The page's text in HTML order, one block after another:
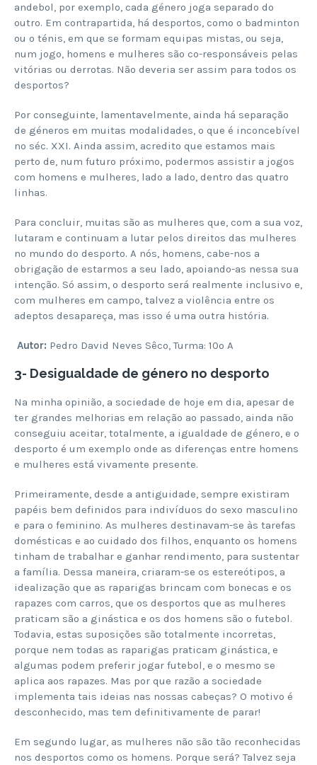
andebol, por exemplo, cada género joga separado do
outro. Em contrapartida, há desportos, como o badminton
ou o ténis, em que se formam equipas mistas, ou seja,
num jogo, homens e mulheres são co-responsáveis pelas
vitórias ou derrotas. Não deveria ser assim para todos os
desportos?
Por conseguinte, lamentavelmente, ainda há separação
de géneros em muitas modalidades, o que é inconcebível
no séc. XXI. Ainda assim, acredito que estamos mais
perto de, num futuro próximo, podermos assistir a jogos
com homens e mulheres, lado a lado, dentro das quatro
linhas.
Para concluir, muitas são as mulheres que, com a sua voz,
lutaram e continuam a lutar pelos direitos das mulheres
no mundo do desporto. A nós, homens, cabe-nos a
obrigação de estarmos a seu lado, apoiando-as nessa sua
intenção. Só assim, o desporto será realmente inclusivo e,
com mulheres em campo, talvez a violência entre os
adeptos desapareça, mas isso é uma outra história.
Autor: Pedro David Neves Sêco, Turma: 10º A
3- Desigualdade de género no desporto
Na minha opinião, a sociedade de hoje em dia, apesar de
ter grandes melhorias em relação ao passado, ainda não
conseguiu aceitar, totalmente, a igualdade de género, e o
desporto é um exemplo onde as diferenças entre homens
e mulheres está vivamente presente.
Primeiramente, desde a antiguidade, sempre existiram
papéis bem definidos para indivíduos do sexo masculino
e para o feminino. As mulheres destinavam-se às tarefas
domésticas e ao cuidado dos filhos, enquanto os homens
tinham de trabalhar e ganhar rendimento, para sustentar
a família. Dessa maneira, criaram-se os estereótipos, a
idealização que as raparigas brincam com bonecas e os
rapazes com carros, que os desportos que as mulheres
praticam são a ginástica e os dos homens são o futebol.
Todavia, estas suposições são totalmente incorretas,
porque nem todas as raparigas praticam ginástica, e
algumas podem preferir jogar futebol, e o mesmo se
aplica aos rapazes. Mas por que razão a sociedade
implementa tais ideias nas nossas cabeças? O motivo é
desconhecido, mas tem definitivamente de parar!
Em segundo lugar, as mulheres não são tão reconhecidas
nos desportos como os homens. Porque será? Talvez seja